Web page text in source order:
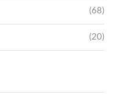
(68)
(20)